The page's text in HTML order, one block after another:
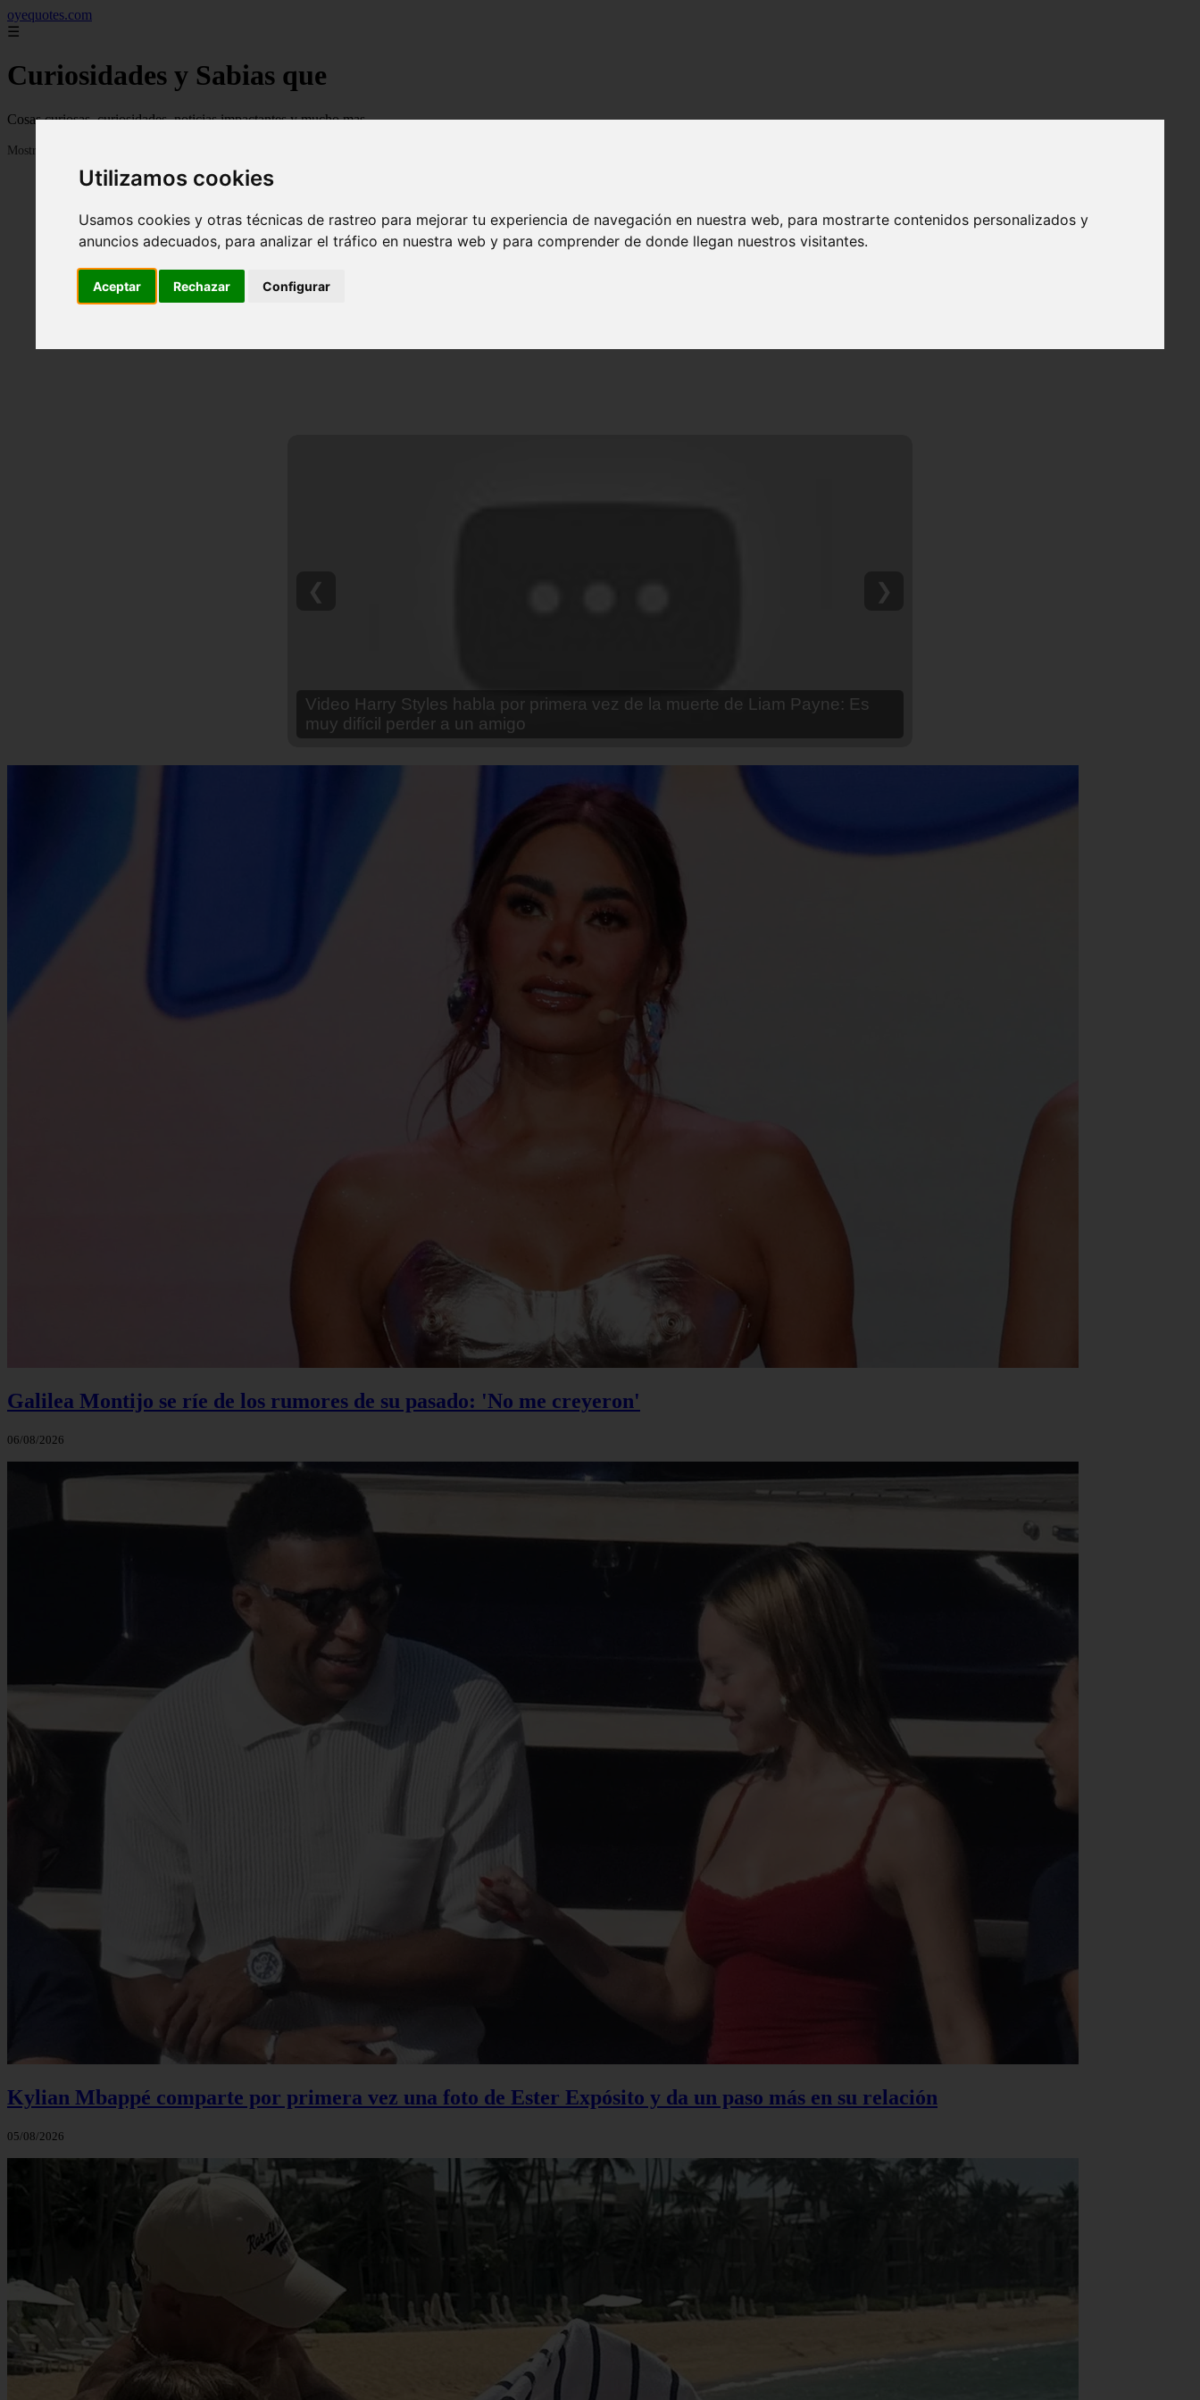
Utilizamos cookies
Usamos cookies y otras técnicas de rastreo para mejorar tu experiencia de navegación en nuestra web, para mostrarte contenidos personalizados y
anuncios adecuados, para analizar el tráfico en nuestra web y para comprender de donde llegan nuestros visitantes.
Aceptar Rechazar Configurar
oyequotes.com
☰
Curiosidades y Sabias que
Cosas curiosas, curiosidades, noticias impactantes y mucho mas
Mostrando 1 - 24 de 2834 artículos
Video Ana Brenda Contreras y la firme promesa que le hizo a su hija Aria
❮ ❯
Galilea Montijo se ríe de los rumores de su pasado: 'No me creyeron'
06/08/2026
Kylian Mbappé comparte por primera vez una foto de Ester Expósito y da un paso más en su relación
05/08/2026